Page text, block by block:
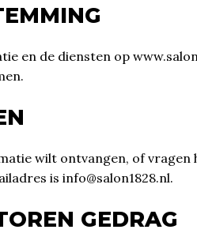
en de diensten op
wilt ontvangen, of vragen
is info@salon1828.nl.
GEDRAG